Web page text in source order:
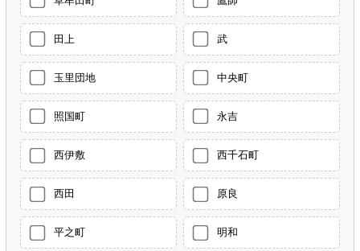
田上 武
玉里団地 中央町
照国町 永吉
西伊敷 西千石町
西田 原良
平之町 明和